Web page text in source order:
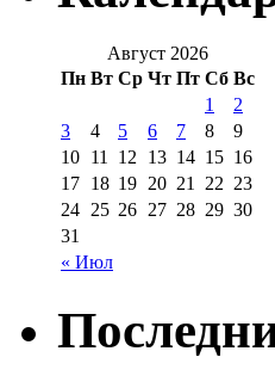
Август 2026
Пн Вт Ср Чт Пт Сб Вс
« Июл
1
2
3
4 5 6 7 8
9
10 11 12 13 14 15 16
17 18 19 20 21 22 23
24 25 26 27 28 29 30
31